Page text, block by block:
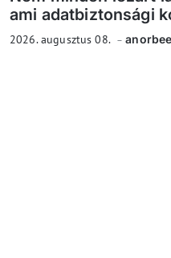
ami adatbiztonsági
2026. augusztus 08. anorbee